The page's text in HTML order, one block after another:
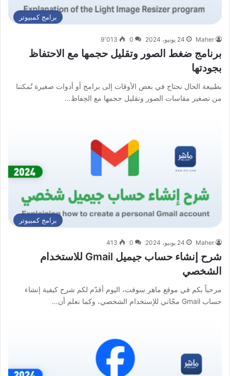
برامج كمبيوتر
Maher 24 يونيو، 2024 0 9٬013
برنامج ضغط الصور وتقليل حجمها مع الاحتفاظ
بجودتها
بطبيعة الحال نحتاج في بعض الأوقات إلى برامج أو أدوات صغيرة تُمكننا
من تصغير مقاسات الصور وتقليل حجمها مع الحِفاظ…
برامج كمبيوتر
Maher 24 يونيو، 2024 0
413
شرح إنشاء حساب جيميل Gmail للاستخدام
الشخصي
مرحباً بكم في موقع ماهر سوفت، اليوم أقدّم لكم شرح كيفية إنشاء
حساب Gmail مجّاني للإستخدام الشخصي، وكما نعلم أن…